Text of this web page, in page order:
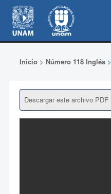
Inicio> Número 118 Inglés>
Descargar este archivo PDF